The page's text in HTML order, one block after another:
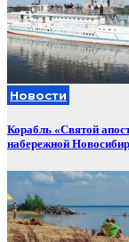
Новости
Корабль «Святой
набережной